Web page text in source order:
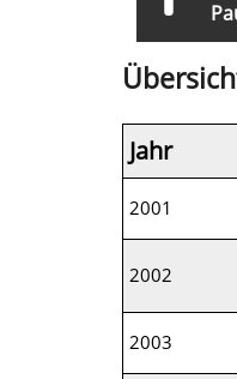
Jahr
2001
2002
2003